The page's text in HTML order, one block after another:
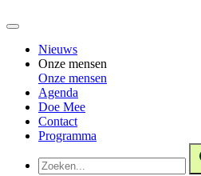
Nieuws
Onze mensen
Onze mensen
Agenda
Doe Mee
Contact
Programma